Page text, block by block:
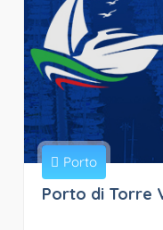
Porto
Porto di Torre